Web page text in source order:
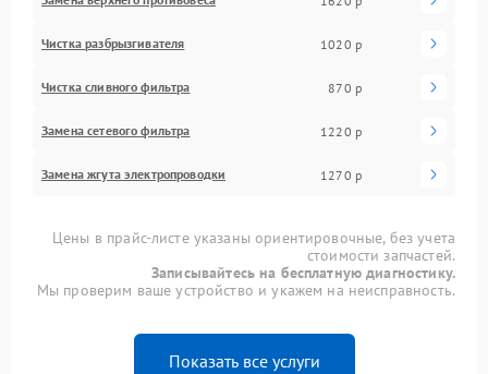
Чистка разбрызгивателя 1020 р
Чистка сливного фильтра 870 р
Замена сетевого фильтра 1220 р
Замена жгута электропроводки 1270 р
Цены в прайс-листе указаны ориентировочные, без учета
стоимости запчастей.
Записывайтесь на бесплатную диагностику.
Мы проверим ваше устройство и укажем на неисправность.
Показать все услуги